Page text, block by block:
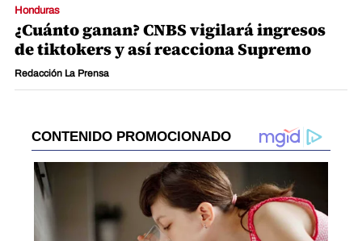
Honduras
¿Cuánto ganan? CNBS vigilará ingresos
de tiktokers y así reacciona Supremo
Redacción La Prensa